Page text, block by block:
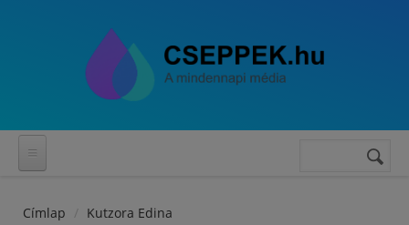
Keresés
Címlap Kutzora Edina